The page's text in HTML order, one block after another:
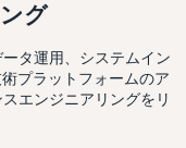
グ
タ運用、システムイン
プラットフォームのア
エンジニアリングをリ